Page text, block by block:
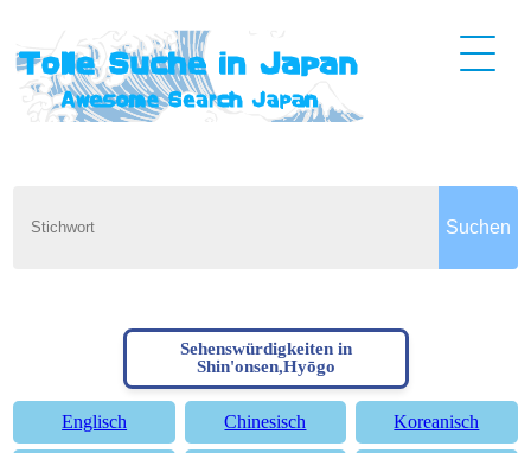
Sehenswürdigkeiten in
Shin'onsen,Hyōgo
Englisch Chinesisch Koreanisch